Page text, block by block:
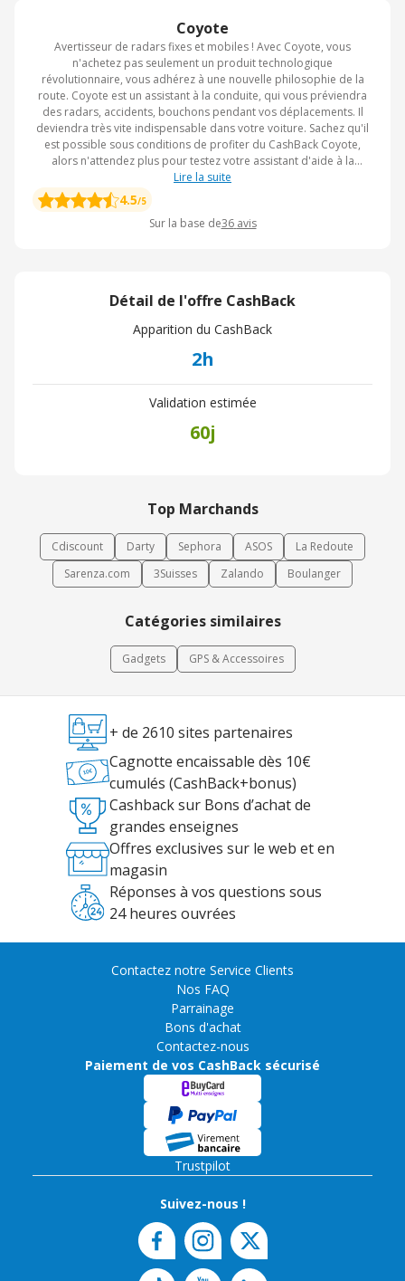
Coyote
Avertisseur de radars fixes et mobiles ! Avec Coyote, vous
n'achetez pas seulement un produit technologique
révolutionnaire, vous adhérez à une nouvelle philosophie de la
route. Coyote est un assistant à la conduite, qui vous préviendra
des radars, accidents, bouchons pendant vos déplacements. Il
deviendra très vite indispensable dans votre voiture. Sachez qu'il
est possible sous conditions de profiter du CashBack Coyote,
alors n'attendez plus pour testez votre assistant d'aide à la
conduite.
Lire la suite
4.5/5
Sur la base de36 avis
Détail de l'offre CashBack
Apparition du CashBack
2h
Validation estimée
60j
Top Marchands
Cdiscount Darty Sephora ASOS
La Redoute
Sarenza.com
3Suisses Zalando Boulanger
Catégories similaires
Gadgets GPS & Accessoires
+ de 2610 sites partenaires
Cagnotte encaissable dès 10€
cumulés (CashBack+bonus)
Cashback sur Bons d’achat de
grandes enseignes
Offres exclusives sur le web et en
magasin
Réponses à vos questions sous
24 heures ouvrées
Contactez notre Service Clients
Nos FAQ
Parrainage
Bons d'achat
Contactez-nous
Paiement de vos CashBack sécurisé
Trustpilot
Suivez-nous !